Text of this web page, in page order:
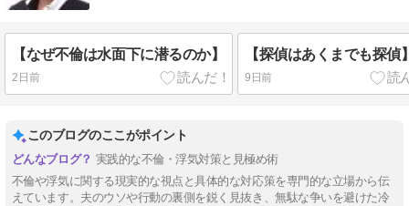
【なぜ不倫は水面下に潜るのか】
2日前
【探偵はあくまでも探偵
9日前
このブログのここがポイント
実践的な不倫・浮気対策と見極め術
不倫や浮気に関する現実的な視点と具体的な対応策を専門的な立場から伝
えています。夫のウソや行動の裏側を鋭く見抜き、無駄な争いを避けた冷